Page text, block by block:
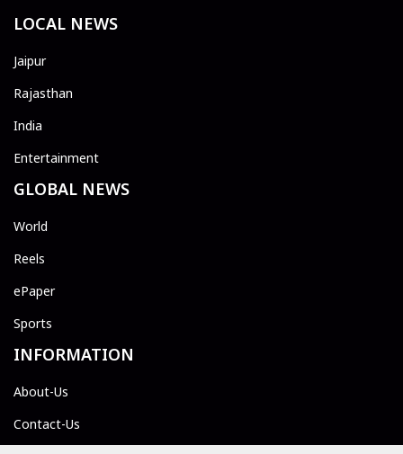
LOCAL NEWS
Jaipur
Rajasthan
India
Entertainment
GLOBAL NEWS
World
Reels
ePaper
Sports
INFORMATION
About-Us
Contact-Us